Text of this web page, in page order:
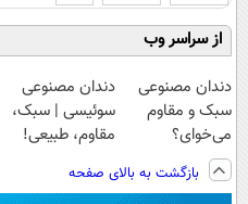
از سراسر وب
دندان مصنوعی
سبک و مقاوم
می‌خوای؟
پرداخت اقساطی
هم داریم!😍 |
دندان مصنوعی
سوئیسی | سبک،
مقاوم، طبیعی!
رایگان+پرداخت
بازگشت به بالای صفحه